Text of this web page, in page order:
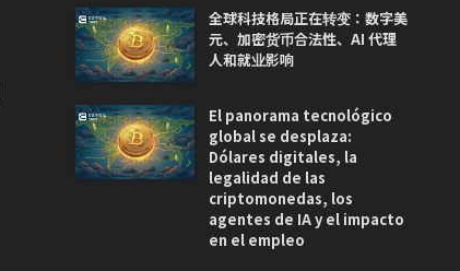
全球科技格局正在转变：数字美
元、加密货币合法性、AI 代理
人和就业影响
El panorama tecnológico
global se desplaza:
Dólares digitales, la
legalidad de las
criptomonedas, los
agentes de IA y el impacto
en el empleo